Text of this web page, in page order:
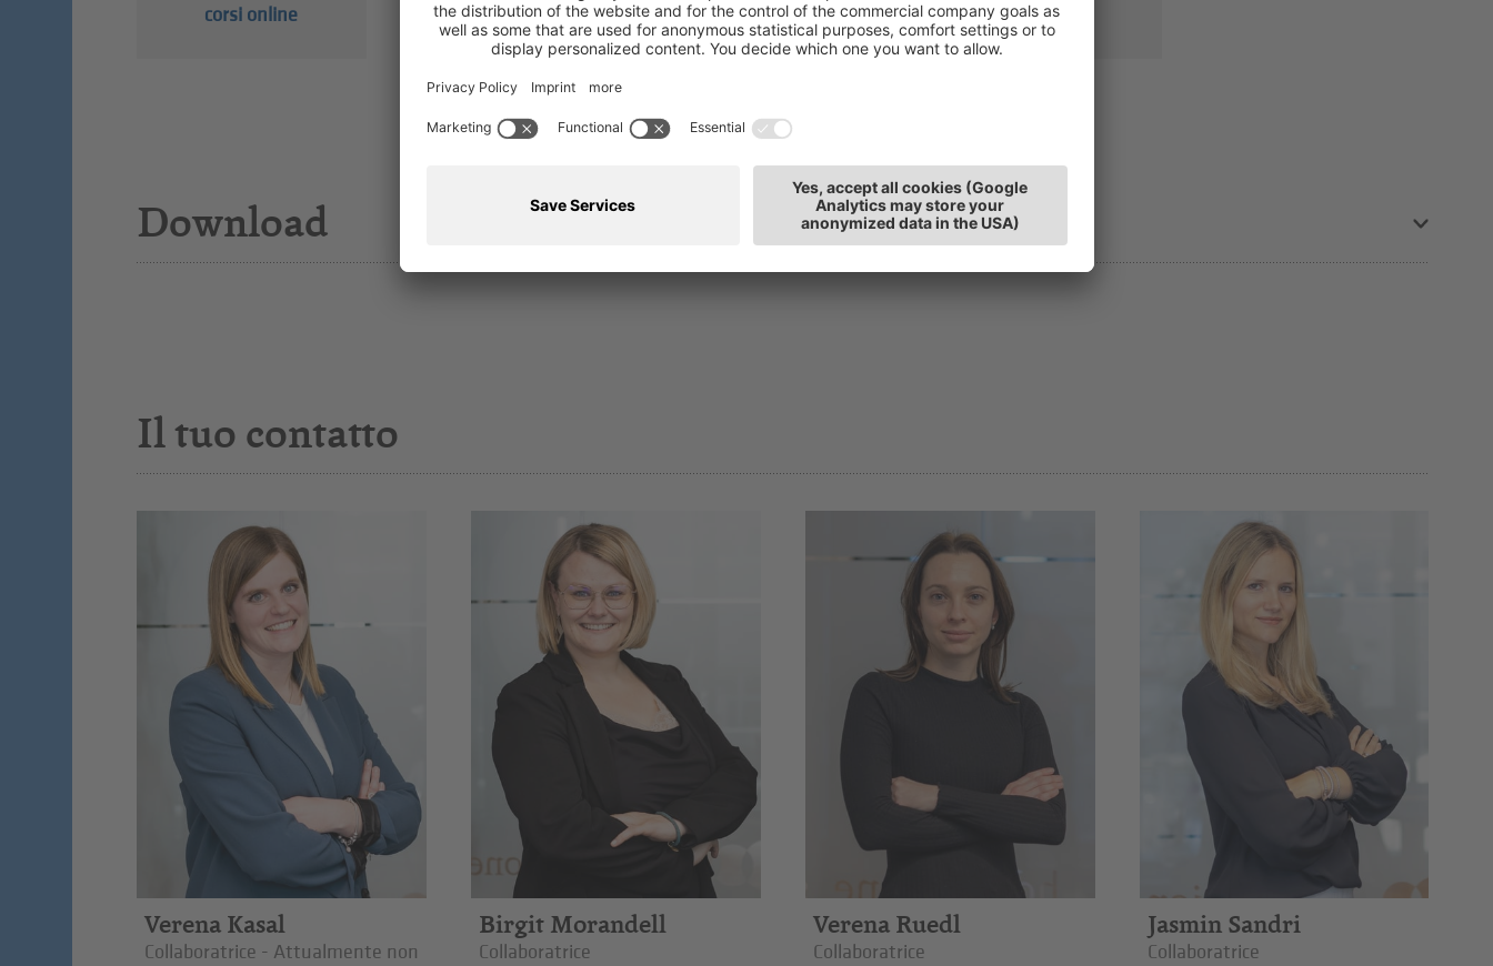
corsi online
Download
Il tuo contatto
Verena Kasal
Collaboratrice - Attualmente non
Birgit Morandell
Collaboratrice
Verena Ruedl
Collaboratrice
Jasmin Sandri
Collaboratrice